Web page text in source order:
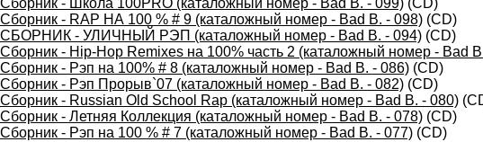
Сборник - Школа 100PRO (каталожный номер - Bad B. - 099) (CD)
Сборник - RAP НА 100 % # 9 (каталожный номер - Bad B. - 098) (CD)
СБОРНИК - УЛИЧНЫЙ РЭП (каталожный номер - Bad B. - 094) (CD)
Сборник - Hip-Hop Remixes на 100% часть 2 (каталожный номер - Bad
Сборник - Рэп на 100% # 8 (каталожный номер - Bad B. - 086) (CD)
Сборник - Рэп Прорыв`07 (каталожный номер - Bad B. - 082) (CD)
Сборник - Russian Old School Rap (каталожный номер - Bad B. - 080)
Сборник - Летняя Коллекция (каталожный номер - Bad B. - 078) (CD)
Сборник - Рэп на 100 % # 7 (каталожный номер - Bad B. - 077) (CD)